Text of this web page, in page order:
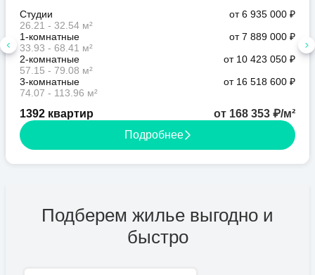
Студии
26.21 - 32.54 м²
от 6 935 000 ₽
1-комнатные
33.93 - 68.41 м²
от 7 889 000 ₽
2-комнатные
57.15 - 79.08 м²
от 10 423 050 ₽
3-комнатные
74.07 - 113.96 м²
от 16 518 600 ₽
1392 квартир
от 168 353 ₽/м²
Подробнее
Подберем жилье выгодно и
быстро